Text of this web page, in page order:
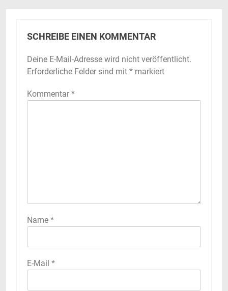
SCHREIBE EINEN KOMMENTAR
Deine E-Mail-Adresse wird nicht veröffentlicht.
Erforderliche Felder sind mit * markiert
Kommentar *
Name *
E-Mail *